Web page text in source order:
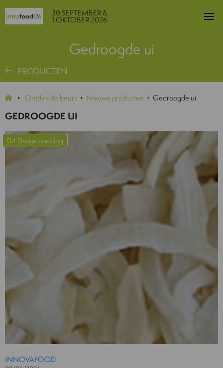
30 SEPTEMBER &
1 OKTOBER 2026
Gedroogde ui
PRODUCTEN
Ontdek de beurs Nieuwe producten Gedroogde ui
GEDROOGDE UI
04 Droge voeding
INNOVAFOOD